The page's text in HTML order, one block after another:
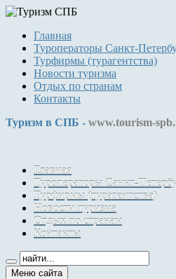
Главная
Туроператоры Санкт-
Турфирмы (турагентства)
Новости туризма
Отдых по странам
Контакты
Туризм в СПБ - www.tourism-
Главная
Туроператоры Санкт-
Турфирмы (турагентства)
Новости туризма
Отдых по странам
Контакты
Меню сайта